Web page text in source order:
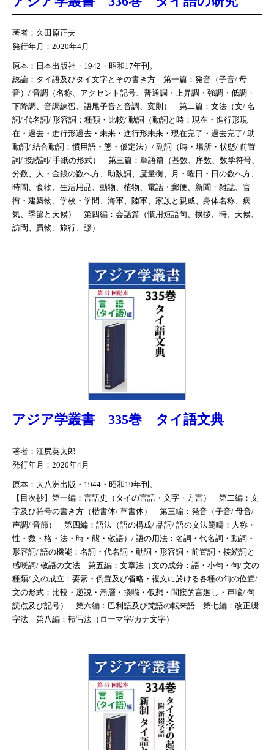
著者：久田原正夫
発行年月：2020年4月
原本：日本出版社・1942・昭和17年刊。
総論：タイ語及びタイ文字とその書き方 第一篇：発音（子音/ 母
音）/ 音調（名称、アクセント記号、普通調・上昇調・強調・低調・
下降調、音調練習、語尾子音と音調、変則） 第二篇：文法（文/ 名
詞/ 代名詞/ 形容詞：種類・比較/ 動詞（動詞と時：現在・進行形現
在・過去・進行形過去・未来・進行形未来・現在完了・過去完了/ 助
動詞/ 結合動詞：慣用語・態・仮定法）/ 副詞（時・場所・状態/ 前置
詞/ 接続詞/ 手紙の形式） 第三篇：単語篇（基数、序数、数学符号、
分数、人・金銭の数へ方、助数詞、度量衡、月・曜日・日の数へ方、
時間、食物、生活用品、動物、植物、電話・郵便、新聞・雑誌、官
衙・建築物、学校・学問、海軍、陸軍、家族と親戚、身体名称、病
気、季節と天候） 第四編：会話篇（慣用短語句、挨拶、時、天候、
訪問、買物、旅行、諺）
アジア学叢書 335巻 タイ語文典
著者：江尻英太郎
発行年月：2020年4月
原本：大八洲出版・1944・昭和19年刊。
【目次抄】第一編：言語史（タイの言語・文字・方言） 第二編：文
字及び符号の書き方（楷書体/ 草書体） 第三編：発音（子音/ 母音/
声調/ 音節） 第四編：語法（語の構成/ 品詞/ 語の文法範疇：人称・
性・数・格・法・時・態・敬語）/ 語の用法：名詞・代名詞・動詞・
形容詞/ 語の機能：名詞・代名詞・動詞・形容詞・前置詞・接続詞と
感嘆詞/ 敬語の文法 第五編：文章法（文の成分：語・小句・句/ 文の
種類/ 文の成立：要素・倒置及び省略・複文に於ける各種の句の位置/
文の形式：比較・逆説・漸層・換喩・仮想・間接的言廻し・声喩/ 句
読点及び記号） 第六編：巴利語及び梵語の転来語 第七編：改正綴
字法 第八編：転写法（ローマ字/カナ文字）